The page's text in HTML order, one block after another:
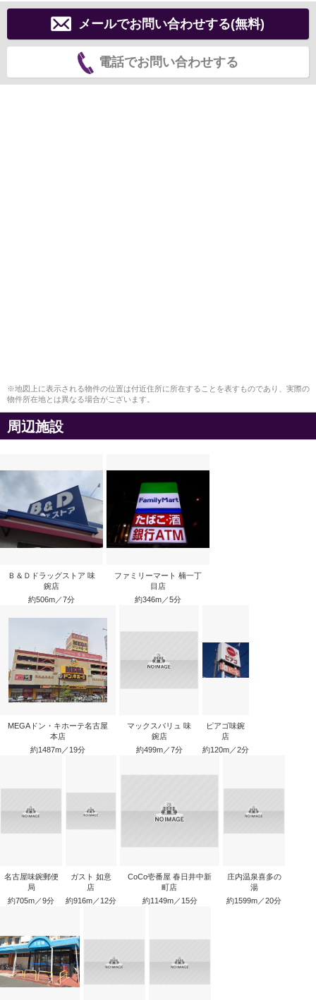
メールでお問い合わせする(無料)
電話でお問い合わせする
※地図上に表示される物件の位置は付近住所に所在することを表すものであり、実際の
物件所在地とは異なる場合がございます。
周辺施設
Ｂ＆Ｄドラッグストア 味
鋺店
約506m／7分
ファミリーマート 楠一丁
目店
約346m／5分
MEGAドン・キホーテ名古屋
本店
約1487m／19分
マックスバリュ 味
鋺店
約499m／7分
ピアゴ味鋺
店
約120m／2分
名古屋味鋺郵便
局
約705m／9分
ガスト 如意
店
約916m／12分
CoCo壱番屋 春日井中新
町店
約1149m／15分
庄内温泉喜多の
湯
約1599m／20分